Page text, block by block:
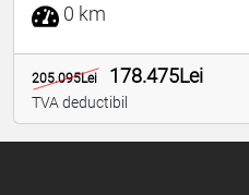
0 km
205.095Lei 178.475Lei
TVA deductibil